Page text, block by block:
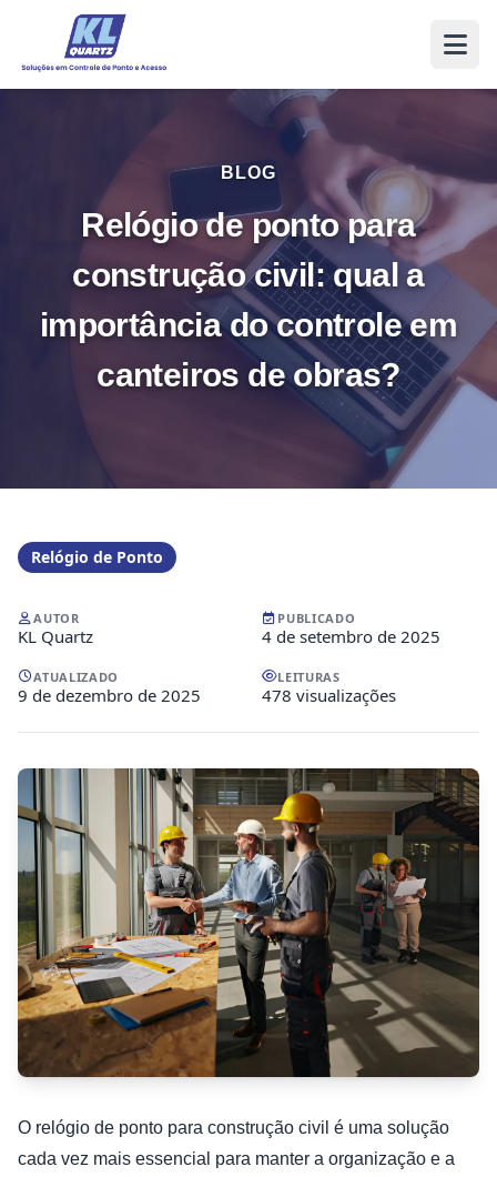
BLOG
Relógio de ponto para
construção civil: qual a
importância do controle em
canteiros de obras?
Relógio de Ponto
AUTOR
KL Quartz
PUBLICADO
4 de setembro de 2025
ATUALIZADO
9 de dezembro de 2025
LEITURAS
478 visualizações
O relógio de ponto para construção civil é uma solução
cada vez mais essencial para manter a organização e a